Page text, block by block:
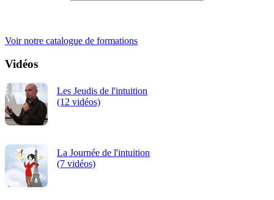
Voir notre catalogue de formations
Vidéos
Les Jeudis de l'intuition
(12 vidéos)
La Journée de l'intuition
(7 vidéos)